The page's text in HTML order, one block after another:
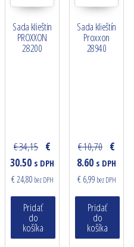
Sada klieštin
PROXXON
28200
€ 34,15 €
30.50 s DPH
€ 24,80 bez DPH
Pridať
do
košíka
Sada klieštín
Proxxon
28940
€ 10,70 €
8.60 s DPH
€ 6,99 bez DPH
Pridať
do
košíka